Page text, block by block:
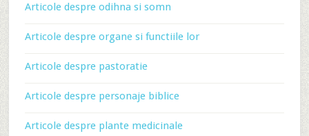
Articole despre odihna si somn
Articole despre organe si functiile lor
Articole despre pastoratie
Articole despre personaje biblice
Articole despre plante medicinale